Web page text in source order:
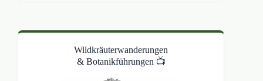
Wildkräuterwanderungen
& Botanikführungen 📺